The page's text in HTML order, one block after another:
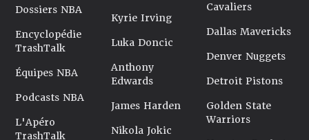
Dossiers NBA
Encyclopédie
TrashTalk
Équipes NBA
Podcasts NBA
L'Apéro
TrashTalk
Kyrie Irving
Luka Doncic
Anthony
Edwards
James Harden
Nikola Jokic
Cavaliers
Dallas Mavericks
Denver Nuggets
Detroit Pistons
Golden State
Warriors